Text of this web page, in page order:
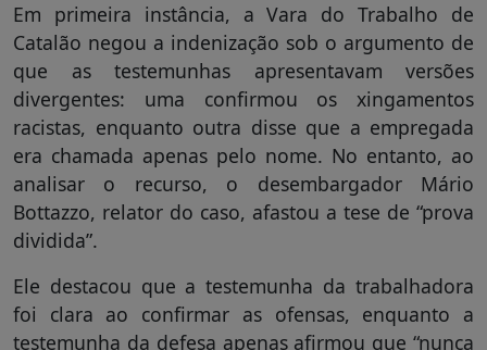
Em primeira instância, a Vara do Trabalho de
Catalão negou a indenização sob o argumento de
que as testemunhas apresentavam versões
divergentes: uma confirmou os xingamentos
racistas, enquanto outra disse que a empregada
era chamada apenas pelo nome. No entanto, ao
analisar o recurso, o desembargador Mário
Bottazzo, relator do caso, afastou a tese de “prova
dividida”.
Ele destacou que a testemunha da trabalhadora
foi clara ao confirmar as ofensas, enquanto a
testemunha da defesa apenas afirmou que “nunca